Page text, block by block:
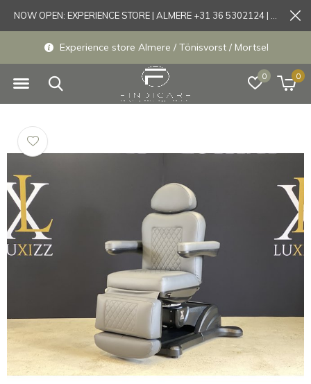
0 0
Experience store Almere / Tönisvorst / Mortsel